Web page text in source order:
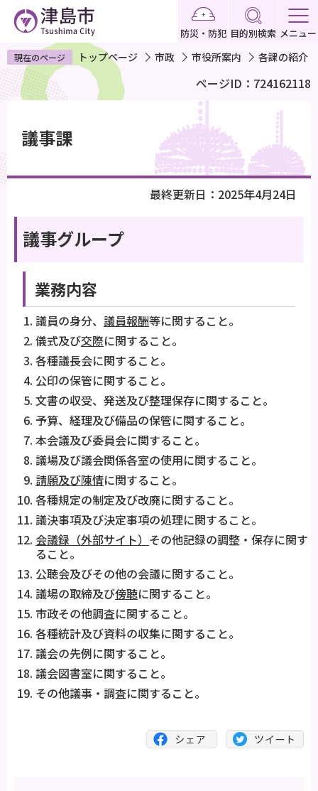
ペ
ー
ジ
で
す
防災・防犯 目的別検索 メニュー
現在のページ トップページ 市政 市役所案内 各課の紹介
ページID：724162118
議事課
最終更新日：2025年4月24日
議事グループ
業務内容
議員の身分、 議員報酬等に関すること。
儀式及び交際に関すること。
各種議長会に関すること。
公印の保管に関すること。
文書の収受、発送及び整理保存に関すること。
予算、経理及び備品の保管に関すること。
本会議及び委員会に関すること。
議場及び議会関係各室の使用に関すること。
請願及び陳情に関すること。
各種規定の制定及び改廃に関すること。
議決事項及び決定事項の処理に関すること。
会議録（外部サイト） その他記録の調整・保存に関す
ること。
公聴会及びその他の会議に関すること。
議場の取締及び傍聴に関すること。
市政その他調査に関すること。
各種統計及び資料の収集に関すること。
議会の先例に関すること。
議会図書室に関すること。
その他議事・調査に関すること。